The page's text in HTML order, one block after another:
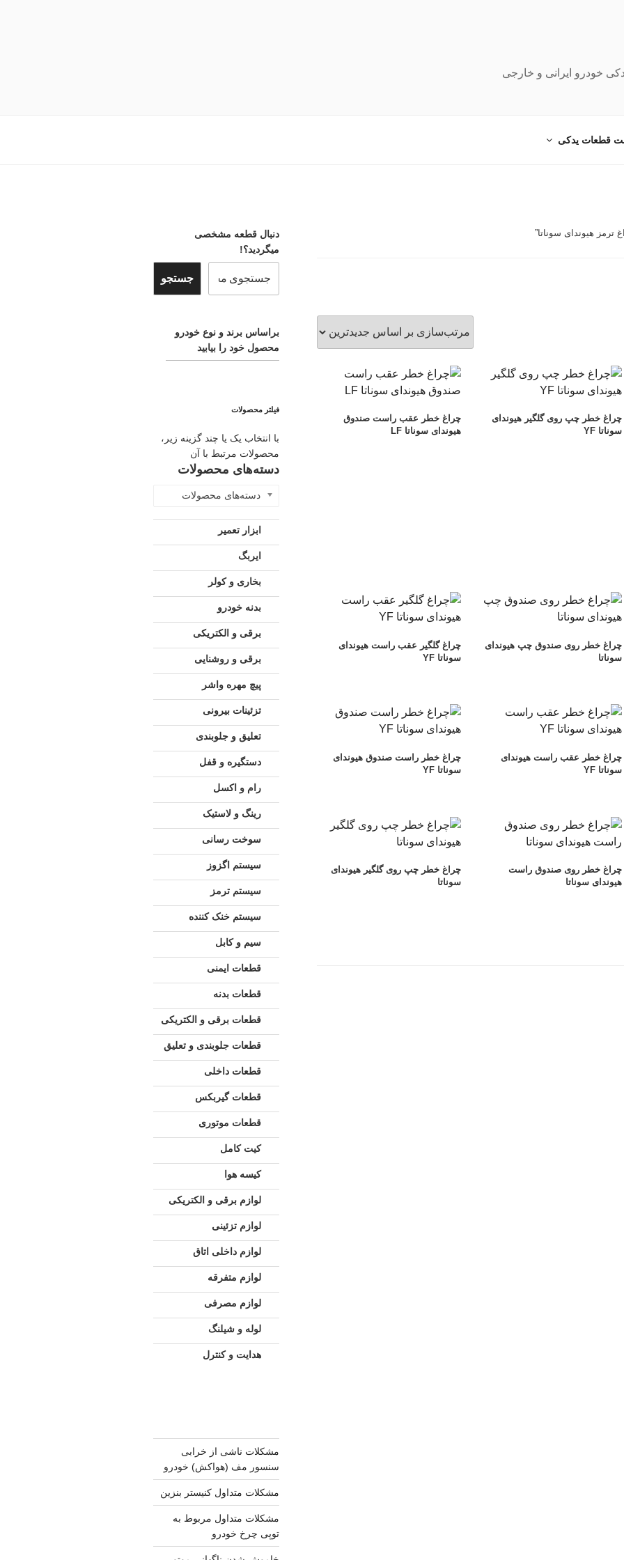
خودرو ایرانی و خارجی
قطعات یدکی
هیوندای سوناتا”
چراغ خطر چپ روی گلگیر هیوندای
سوناتا YF
چراغ خطر عقب راست صندوق
هیوندای سوناتا LF
چراغ خطر روی صندوق چپ هیوندای
سوناتا
چراغ گلگیر عقب راست هیوندای
سوناتا YF
چراغ خطر عقب راست هیوندای
سوناتا YF
چراغ خطر راست صندوق هیوندای
سوناتا YF
چراغ خطر روی صندوق راست
هیوندای سوناتا
چراغ خطر چپ روی گلگیر هیوندای
سوناتا
دنبال قطعه مشخصی
میگردید؟!
جستجو
براساس برند و نوع خودرو
محصول خود را بیابید
فیلتر محصولات
با انتخاب یک یا چند گزینه زیر،
محصولات مرتبط با آن
دسته‌های محصولات
دسته‌های محصولات
ابزار تعمیر
ایربگ
بخاری و کولر
بدنه خودرو
برقی و الکتریکی
برقی و روشنایی
پیچ مهره واشر
تزئینات بیرونی
تعلیق و جلوبندی
دستگیره و قفل
رام و اکسل
رینگ و لاستیک
سوخت رسانی
سیستم اگزوز
سیستم ترمز
سیستم خنک کننده
سیم و کابل
قطعات ایمنی
قطعات بدنه
قطعات برقی و الکتریکی
قطعات جلوبندی و تعلیق
قطعات داخلی
قطعات گیربکس
قطعات موتوری
کیت کامل
کیسه هوا
لوازم برقی و الکتریکی
لوازم تزئینی
لوازم داخلی اتاق
لوازم متفرقه
لوازم مصرفی
لوله و شیلنگ
هدایت و کنترل
مشکلات ناشی از خرابی
سنسور مف (هواکش) خودرو
مشکلات متداول کنیستر بنزین
مشکلات متداول مربوط به
توپی چرخ خودرو